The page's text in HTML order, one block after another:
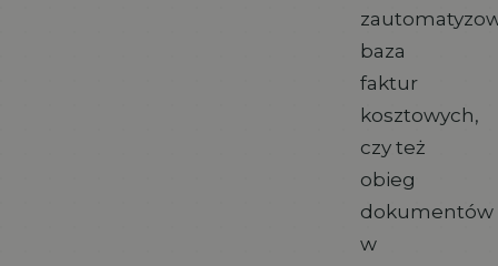
baza
faktur
kosztowych,
czy też
obieg
dokumentów
w